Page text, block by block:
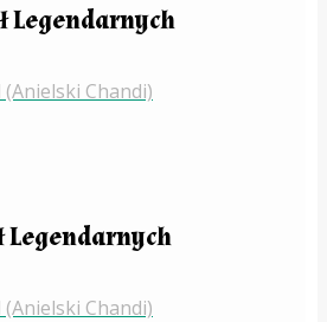
Legendarnych
Chandi)
Legendarnych
Chandi)